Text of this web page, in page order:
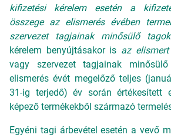
kifizetési kérelem esetén a
összege az elismerés évében
szervezet tagjainak minősülő
kérelem benyújtásakor is az elismert
vagy szervezet tagjainak
elismerés évét megelőző teljes
31-ig terjedő) év során értékesített
képező termékekből származó
Egyéni tagi árbevétel esetén a vevő